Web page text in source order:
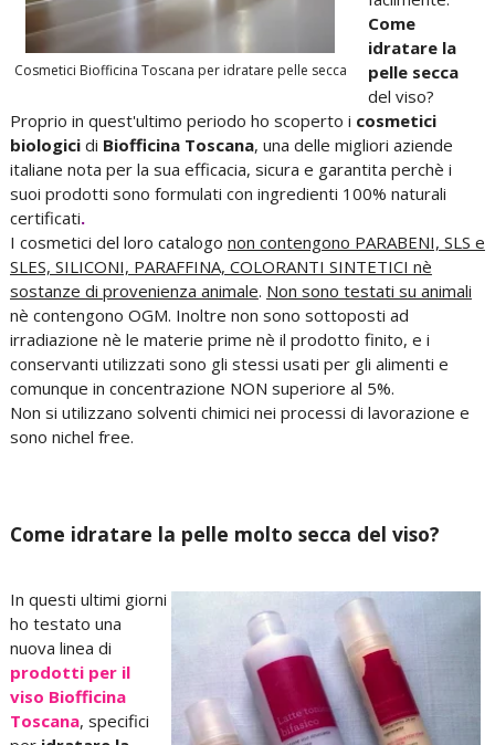
Cosmetici Biofficina Toscana per idratare pelle secca
Come
idratare la
pelle secca
del viso?
Proprio in quest'ultimo periodo ho scoperto i cosmetici
biologicidi Biofficina Toscana, una delle migliori aziende
italiane nota per la sua efficacia, sicura e garantita perchè i
suoi prodotti sono formulati con ingredienti 100% naturali
certificati.
I cosmetici del loro catalogo non contengono PARABENI, SLS e
SLES, SILICONI, PARAFFINA, COLORANTI SINTETICI nè
sostanze di provenienza animale. Non sono testati su animali
nè contengono OGM. Inoltre non sono sottoposti ad
irradiazione nè le materie prime nè il prodotto finito, e i
conservanti utilizzati sono gli stessi usati per gli alimenti e
comunque in concentrazione NON superiore al 5%.
Non si utilizzano solventi chimici nei processi di lavorazione e
sono nichel free.
Come idratare la pelle molto secca del viso?
In questi ultimi giorni
ho testato una
nuova linea di
prodotti per il
viso Biofficina
Toscana, specifici